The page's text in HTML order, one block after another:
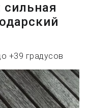
+39 градусов